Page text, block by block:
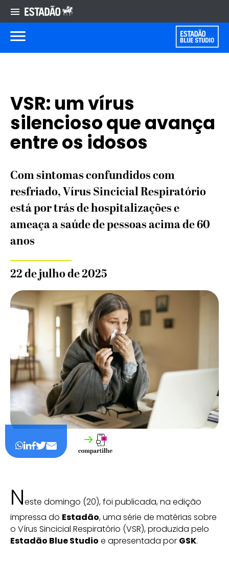
VSR: um vírus
silencioso que avança
entre os idosos
Com sintomas confundidos com
resfriado, Vírus Sincicial Respiratório
está por trás de hospitalizações e
ameaça a saúde de pessoas acima de 60
anos
22 de julho de 2025
Neste domingo (20), foi publicada, na edição
impressa do Estadão, uma série de matérias sobre
o Vírus Sincicial Respiratório (VSR), produzida pelo
Estadão Blue Studio e apresentada por GSK.